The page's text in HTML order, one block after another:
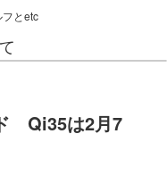
とetc
Qi35は2月7